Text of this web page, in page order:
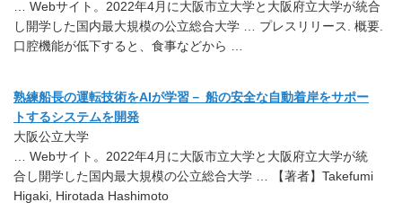
… Webサイト。2022年4月に大阪市立大学と大阪府立大学が統合
し開学した国内最大規模の公立総合大学 … プレスリリース. 概要.
口腔機能が低下すると、食事などから …
熟練船長の運転技術をAIが学習－ 船の安全な自動着岸をサポー
トするシステムを開発
大阪公立大学
… Webサイト。2022年4月に大阪市立大学と大阪府立大学が統
合し開学した国内最大規模の公立総合大学 … 【著者】Takefumi
Higaki, Hirotada Hashimoto